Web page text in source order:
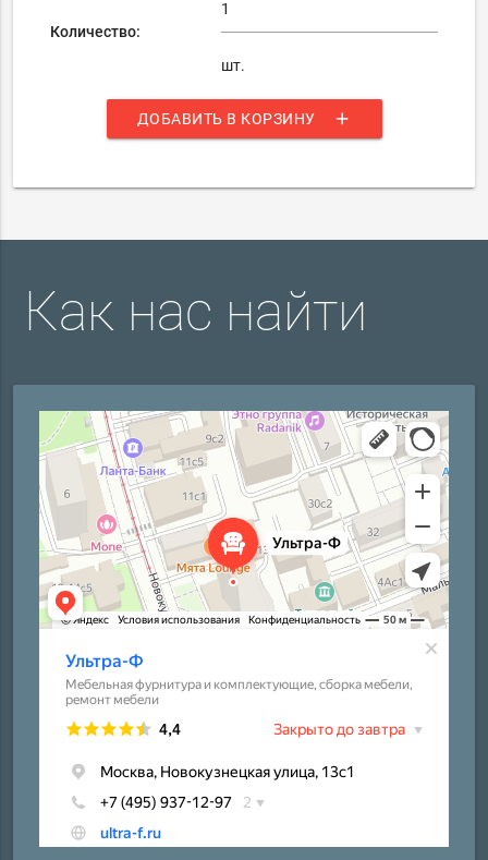
Количество:
шт.
ДОБАВИТЬ В КОРЗИНУ add
Как нас найти